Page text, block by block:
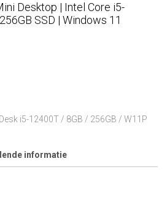
Desktop | Intel Core i5-
SSD | Windows 11
i5-12400T / 8GB / 256GB / W11P
informatie